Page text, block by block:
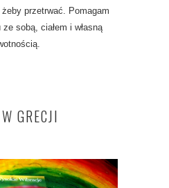
przetrwać. Pomagam
sobą, ciałem i własną
GRECJI